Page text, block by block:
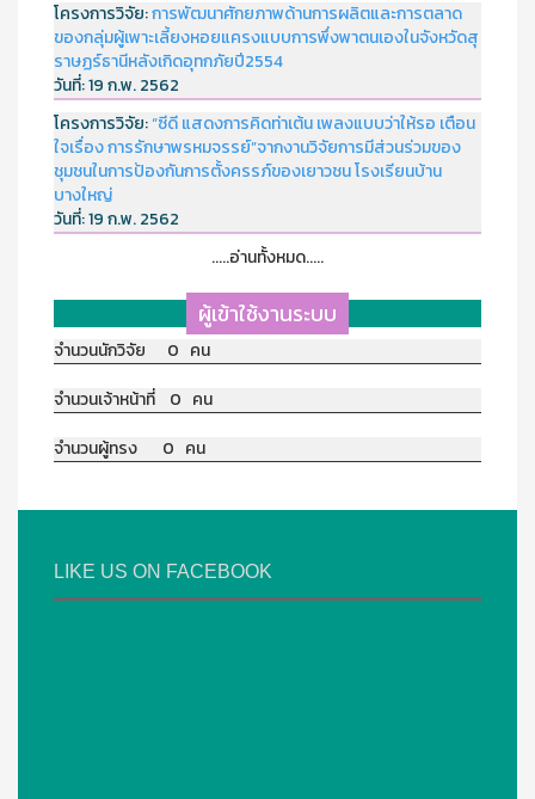
โครงการวิจัย:การพัฒนาศักยภาพด้านการผลิตและการตลาด
ของกลุ่มผู้เพาะเลี้ยงหอยแครงแบบการพึ่งพาตนเองในจังหวัดสุ
ราษฏร์ธานีหลังเกิดอุทกภัยปี2554
วันที่:19 ก.พ. 2562
โครงการวิจัย:“ซีดี แสดงการคิดท่าเต้น เพลงแบบว่าให้รอ เตือน
ใจเรื่อง การรักษาพรหมจรรย์”จากงานวิจัยการมีส่วนร่วมของ
ชุมชนในการป้องกันการตั้งครรภ์ของเยาวชน โรงเรียนบ้าน
บางใหญ่
วันที่:19 ก.พ. 2562
.....อ่านทั้งหมด.....
ผู้เข้าใช้งานระบบ
จำนวนนักวิจัย 0 คน
จำนวนเจ้าหน้าที่ 0 คน
จำนวนผู้ทรง 0 คน
LIKE US ON FACEBOOK